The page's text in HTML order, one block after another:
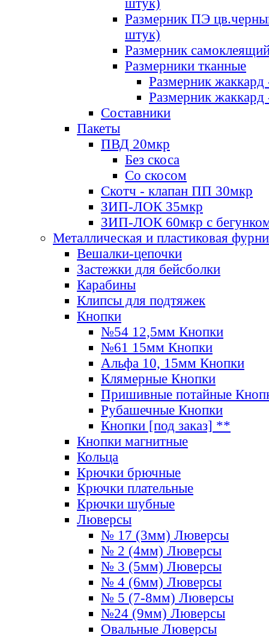
штук)
Размерник ПЭ
штук)
Размерник
Размерники тканные
Размерник
Размерник
Составники
Пакеты
ПВД 20мкр
Без скоса
Со скосом
Скотч - клапан ПП 30мкр
ЗИП-ЛОК 35мкр
ЗИП-ЛОК 60мкр с
Металлическая и пластиковая
Вешалки-цепочки
Застежки для бейсболки
Карабины
Клипсы для подтяжек
Кнопки
№54 12,5мм Кнопки
№61 15мм Кнопки
Альфа 10, 15мм Кнопки
Клямерные Кнопки
Пришивные потайные
Рубашечные Кнопки
Кнопки [под заказ] **
Кнопки магнитные
Кольца
Крючки брючные
Крючки плательные
Крючки шубные
Люверсы
№ 17 (3мм) Люверсы
№ 2 (4мм) Люверсы
№ 3 (5мм) Люверсы
№ 4 (6мм) Люверсы
№ 5 (7-8мм) Люверсы
№24 (9мм) Люверсы
Овальные Люверсы